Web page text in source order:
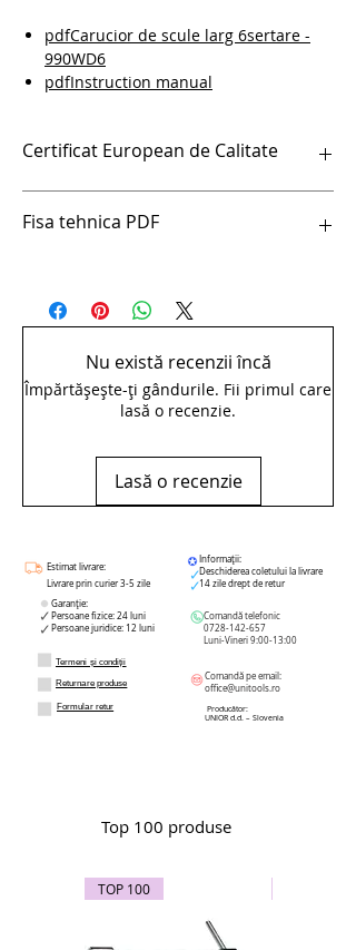
pdfCarucior de scule larg 6sertare -
990WD6
pdfInstruction manual
Certificat European de Calitate
Fisa tehnica PDF
Nu există recenzii încă
Împărtășește-ți gândurile. Fii primul care
lasă o recenzie.
Lasă o recenzie
Estimat livrare:
Livrare prin curier 3-5 zile
Garanție:
Persoane fizice: 24 luni
Persoane juridice: 12 luni
Termeni și condiții
Returnare produse
Formular retur
Informații:
Deschiderea coletului la livrare
14 zile drept de retur
Comandă telefonic
0728-142-657
Luni-Vineri 9:00-13:00
Comandă pe email:
office@unitools.ro
Producător:
UNIOR d.d. – Slovenia
Top 100 produse
TOP 100